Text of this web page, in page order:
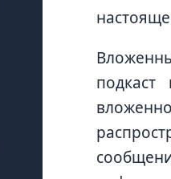
подкаст